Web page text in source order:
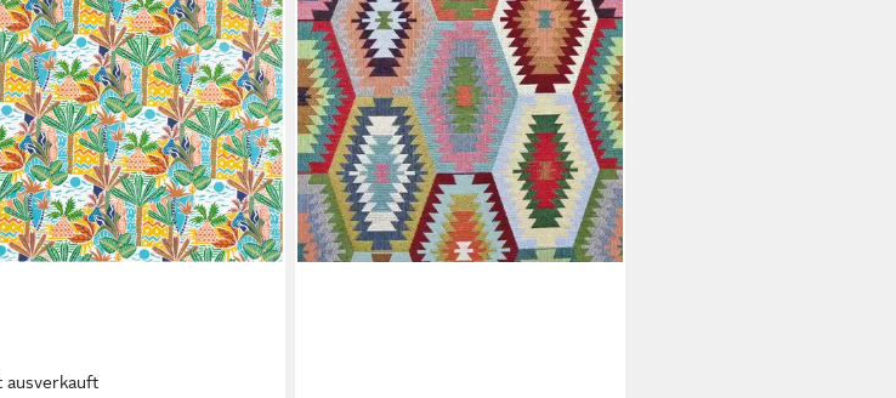
ausverkauft